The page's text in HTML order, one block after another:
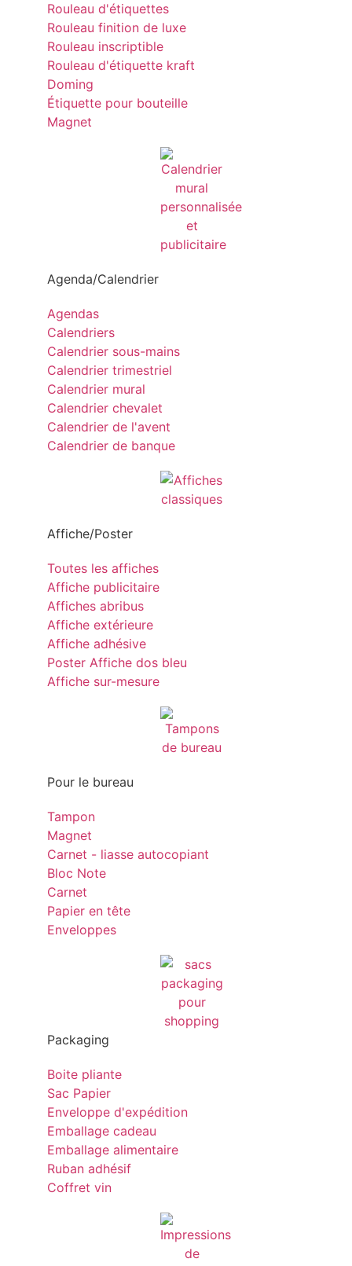
Rouleau d'étiquettes
Rouleau finition de luxe
Rouleau inscriptible
Rouleau d'étiquette kraft
Doming
Étiquette pour bouteille
Magnet
Agenda/Calendrier
Agendas
Calendriers
Calendrier sous-mains
Calendrier trimestriel
Calendrier mural
Calendrier chevalet
Calendrier de l'avent
Calendrier de banque
Affiche/Poster
Toutes les affiches
Affiche publicitaire
Affiches abribus
Affiche extérieure
Affiche adhésive
Poster Affiche dos bleu
Affiche sur-mesure
Pour le bureau
Tampon
Magnet
Carnet - liasse autocopiant
Bloc Note
Carnet
Papier en tête
Enveloppes
Packaging
Boite pliante
Sac Papier
Enveloppe d'expédition
Emballage cadeau
Emballage alimentaire
Ruban adhésif
Coffret vin